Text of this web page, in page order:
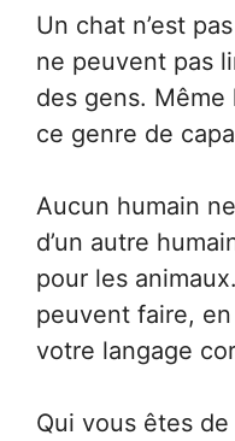
Un chat n’est
ne peuvent pas
des gens. Même
ce genre de
Aucun humain
d’un autre
pour les
peuvent faire,
votre langage
Qui vous êtes